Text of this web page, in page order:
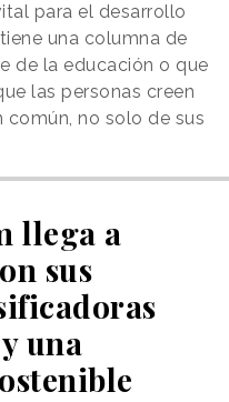
para el desarrollo
una columna de
de la educación o que
las personas creen
común, no solo de sus
llega a
sus
una